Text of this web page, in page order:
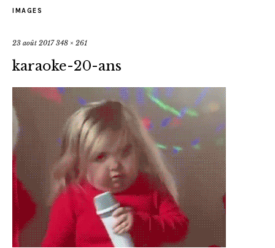
IMAGES
23 août 2017 348 × 261
karaoke-20-ans